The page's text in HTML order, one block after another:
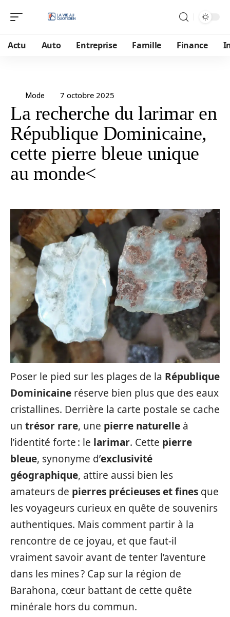
Actu Auto Entreprise Famille Finance
Mode 7 octobre 2025
La recherche du larimar en
République Dominicaine,
cette pierre bleue unique
au monde<
Poser le pied sur les plages de la République
Dominicaine réserve bien plus que des eaux
cristallines. Derrière la carte postale se cache
un trésor rare, une pierre naturelle à
l’identité forte : le larimar. Cette pierre
bleue, synonyme d’exclusivité
géographique, attire aussi bien les
amateurs de pierres précieuses et fines que
les voyageurs curieux en quête de souvenirs
authentiques. Mais comment partir à la
rencontre de ce joyau, et que faut-il
vraiment savoir avant de tenter l’aventure
dans les mines ? Cap sur la région de
Barahona, cœur battant de cette quête
minérale hors du commun.